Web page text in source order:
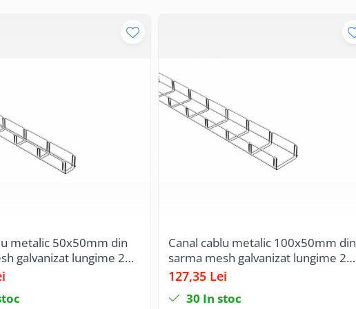
metalic 50x50mm din
galvanizat lungime 2m
trasee electrice
Canal cablu metalic 100x50mm din
sarma mesh galvanizat lungime 2m
jgheab pentru trasee electrice
127,35 Lei
30 In stoc